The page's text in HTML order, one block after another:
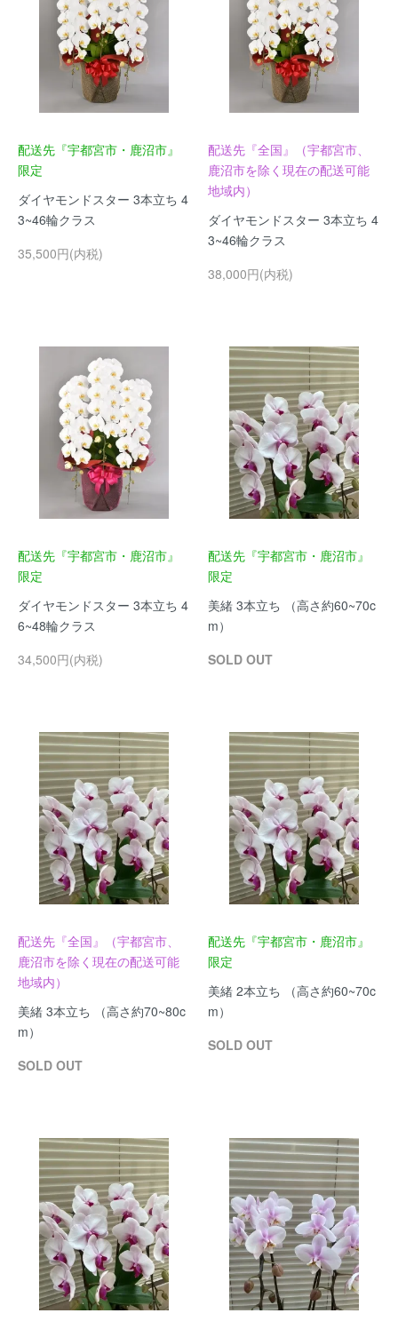
配送先『宇都宮市・鹿沼市』
限定
ダイヤモンドスター 3本立ち 4
3~46輪クラス
35,500円(内税)
配送先『全国』（宇都宮市、
鹿沼市を除く現在の配送可能
地域内）
ダイヤモンドスター 3本立ち 4
3~46輪クラス
38,000円(内税)
配送先『宇都宮市・鹿沼市』
限定
ダイヤモンドスター 3本立ち 4
6~48輪クラス
34,500円(内税)
配送先『宇都宮市・鹿沼市』
限定
美緒 3本立ち （高さ約60~70c
m）
SOLD OUT
配送先『全国』（宇都宮市、
鹿沼市を除く現在の配送可能
地域内）
美緒 3本立ち （高さ約70~80c
m）
SOLD OUT
配送先『宇都宮市・鹿沼市』
限定
美緒 2本立ち （高さ約60~70c
m）
SOLD OUT